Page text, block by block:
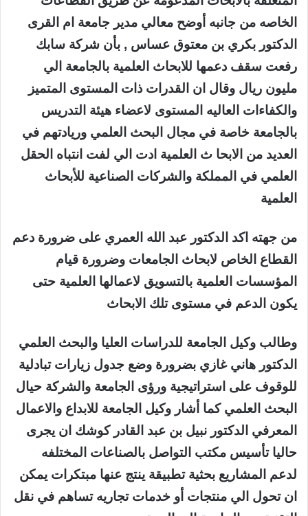
الخاصه من جانبه أوضح معالي مدير جامعة ام القرى
الدكتور بكري بن معتوق عساس , بأن شركة سابك
رفعت سقف دعمها للابحاث العلمية بالجامعة الي
مليون ريال وقال ان القدرات ذات المستوى المتميز
والكفاءات العاليه المستوى لاعضاء هيئة التدريس
بالجامعة خاصة في مجال البحث العلمي وريادتهم في
العديد من الابحا ث العلمية ادت الي لفت انتباه الحقل
العلمي في المملكة والشركات الصناعية للأبحاث
العلمية
من جهته اكد الدكتور عبد الله العمري على ضرورة دعم
القطاع الخاص لابحاث الجامعات وضرورة قيام
المؤسسات العلمية بالتسويق لاعمالها العلمية حتى
يكون الدعم في مستوى تلك الابحاث
وطالب وكيل الجامعة للدراسات العليا والبحث العلمي
الدكتور هاني غازي بضرورة وضع جدول زيارات تبادلية
للوقوف على استراتيجية ورؤى الجامعة والشركة حيال
البحث العلمي كما أشار وكيل الجامعة للابداع والاعمال
المعرفي الدكتور نبيل بن عبد القادر كوشك ان يجرى
حاليا تأسيس مكتب التواصل بالصناعات المختلفه
لدعم المشاريع بحثية تطبيقة ينتج عنها مبتكرات يمكن
ان تحول الي منتجات أو خدمات تجاريه تساهم في نقل